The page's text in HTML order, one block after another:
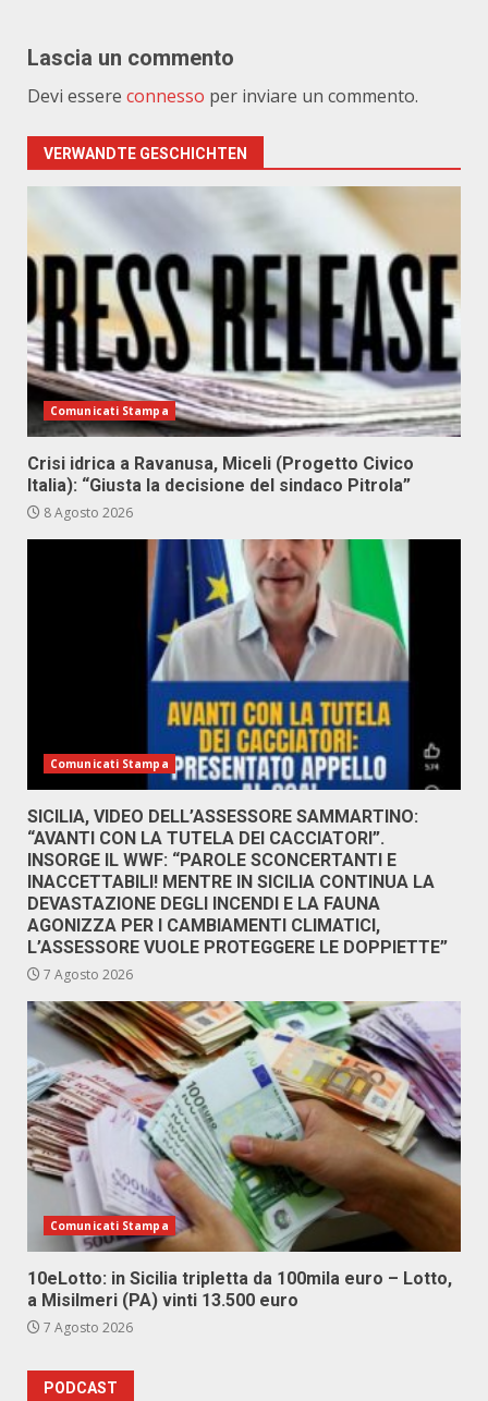
Lascia un commento
Devi essere connesso per inviare un commento.
VERWANDTE GESCHICHTEN
Comunicati Stampa
Crisi idrica a Ravanusa, Miceli (Progetto Civico
Italia): “Giusta la decisione del sindaco Pitrola”
8 Agosto 2026
Comunicati Stampa
SICILIA, VIDEO DELL’ASSESSORE SAMMARTINO:
“AVANTI CON LA TUTELA DEI CACCIATORI”.
INSORGE IL WWF: “PAROLE SCONCERTANTI E
INACCETTABILI! MENTRE IN SICILIA CONTINUA LA
DEVASTAZIONE DEGLI INCENDI E LA FAUNA
AGONIZZA PER I CAMBIAMENTI CLIMATICI,
L’ASSESSORE VUOLE PROTEGGERE LE DOPPIETTE”
7 Agosto 2026
Comunicati Stampa
10eLotto: in Sicilia tripletta da 100mila euro – Lotto,
a Misilmeri (PA) vinti 13.500 euro
7 Agosto 2026
PODCAST